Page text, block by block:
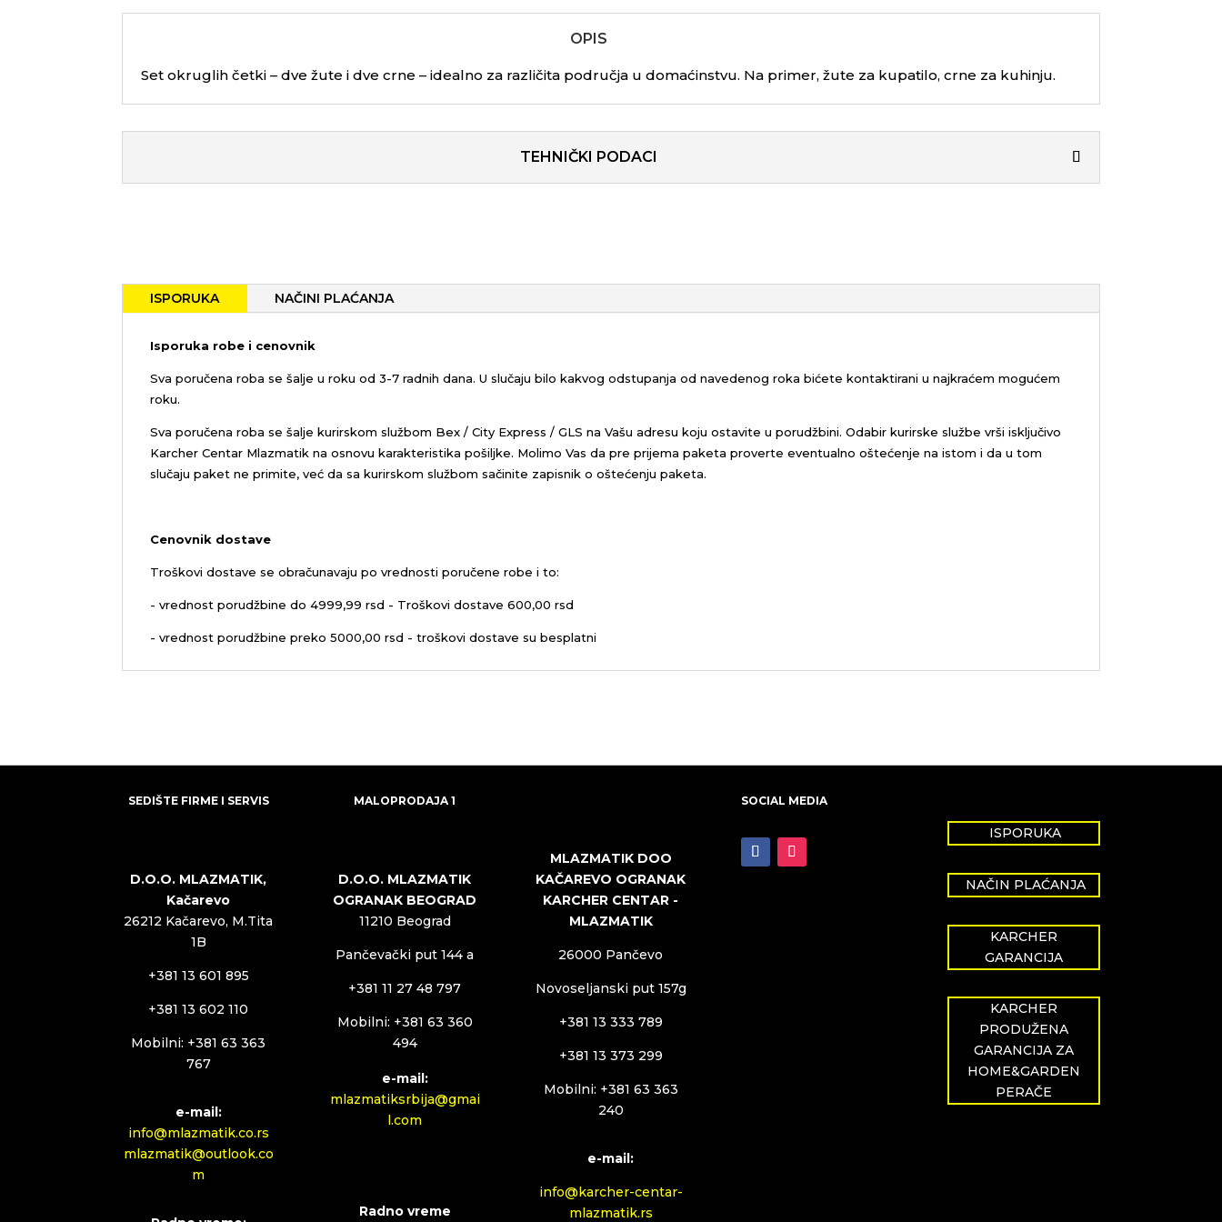
OPIS
Set okruglih četki – dve žute i dve crne – idealno za različita područja u domaćinstvu. Na primer, žute za kupatilo, crne za kuhinju.
TEHNIČKI PODACI
ISPORUKA NAČINI PLAĆANJA
Isporuka robe i cenovnik
Sva poručena roba se šalje u roku od 3-7 radnih dana. U slučaju bilo kakvog odstupanja od navedenog roka bićete kontaktirani u najkraćem mogućem
roku.
Sva poručena roba se šalje kurirskom službom Bex / City Express / GLS na Vašu adresu koju ostavite u porudžbini.Odabir kurirske službe vrši isključivo
Karcher Centar Mlazmatik na osnovu karakteristika pošiljke. Molimo Vas da pre prijema paketa proverte eventualno oštećenje na istom i da u tom
slučaju paket ne primite, već da sa kurirskom službom sačinite zapisnik o oštećenju paketa.
Cenovnik dostave
Troškovi dostave se obračunavaju po vrednosti poručene robe i to:
- vrednost porudžbine do 4999,99 rsd - Troškovi dostave 600,00 rsd
- vrednost porudžbine preko 5000,00 rsd - troškovi dostave su besplatni
SEDIŠTE FIRME I SERVIS
D.O.O. MLAZMATIK,
Kačarevo
26212 Kačarevo, M.Tita
1B
+381 13 601 895
+381 13 602 110
Mobilni: +381 63 363
767
e-mail:
info@mlazmatik.co.rs
mlazmatik@outlook.co
m
MALOPRODAJA 1
D.O.O. MLAZMATIK
OGRANAK BEOGRAD
11210 Beograd
Pančevački put 144 a
+381 11 27 48 797
Mobilni: +381 63 360
494
e-mail:
mlazmatiksrbija@gmai
l.com
Radno vreme
MLAZMATIK DOO
KAČAREVO OGRANAK
KARCHER CENTAR -
MLAZMATIK
26000 Pančevo
Novoseljanski put 157g
+381 13 333 789
+381 13 373 299
Mobilni: +381 63 363
240
e-mail:
info@karcher-centar-
mlazmatik.rs
SOCIAL MEDIA
ISPORUKA
NAČIN PLAĆANJA
KARCHER
GARANCIJA
KARCHER
PRODUŽENA
GARANCIJA ZA
HOME&GARDEN
PERAČE